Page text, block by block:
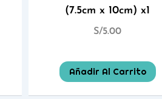
(7.5cm x 10cm) x1
S/5.00
Añadir Al Carrito